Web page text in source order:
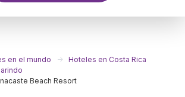
en el mundo
Hoteles en Costa Rica
Beach Resort